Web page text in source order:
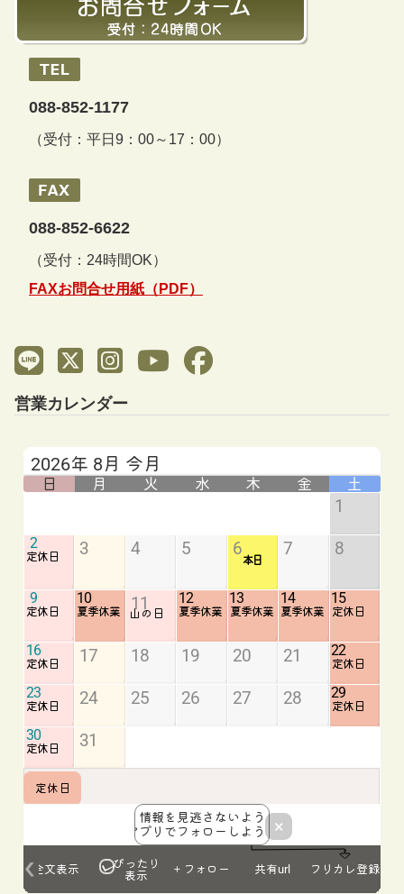
088-852-1177
（受付：平日9：00～17：00）
088-852-6622
（受付：24時間OK）
FAXお問合せ用紙（PDF）
営業カレンダー